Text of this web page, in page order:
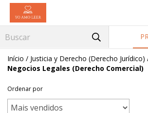
Início / Justicia y Derecho (Derecho Jurídico)
Negocios Legales (Derecho Comercial)
Ordenar por